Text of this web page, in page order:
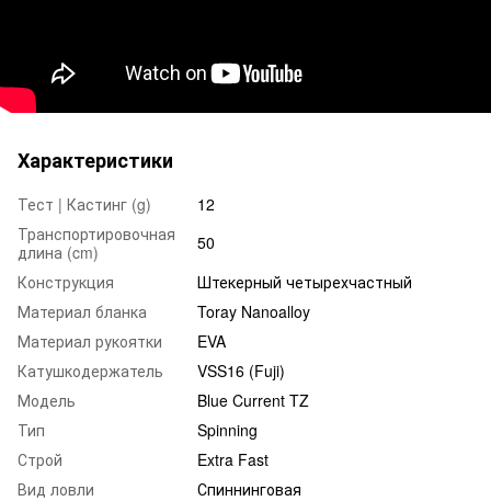
Характеристики
Тест | Кастинг (g)
12
Транспортировочная
длина (cm)
50
Конструкция
Штекерный четырехчастный
Материал бланка
Toray Nanoalloy
Материал рукоятки
EVA
Катушкодержатель
VSS16 (Fuji)
Модель
Blue Current TZ
Тип
Spinning
Строй
Extra Fast
Вид ловли
Спиннинговая